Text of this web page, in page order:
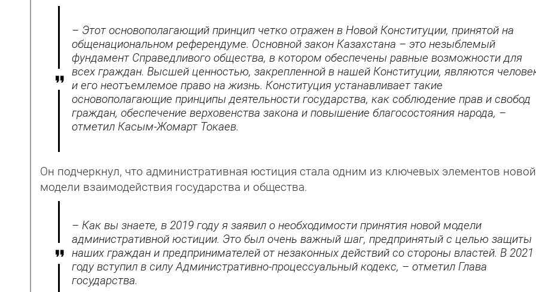
– Этот основополагающий принцип четко отражен в Новой Конституции, принятой на
общенациональном референдуме. Основной закон Казахстана – это незыблемый
фундамент Справедливого общества, в котором обеспечены равные возможности для
всех граждан. Высшей ценностью, закрепленной в нашей Конституции, являются
и его неотъемлемое право на жизнь. Конституция устанавливает такие
основополагающие принципы деятельности государства, как соблюдение прав и свобод
граждан, обеспечение верховенства закона и повышение благосостояния народа, –
отметил Касым-Жомарт Токаев.
Он подчеркнул, что административная юстиция стала одним из ключевых элементов новой
модели взаимодействия государства и общества.
– Как вы знаете, в 2019 году я заявил о необходимости принятия новой модели
административной юстиции. Это был очень важный шаг, предпринятый с целью защиты
наших граждан и предпринимателей от незаконных действий со стороны властей. В 2021
году вступил в силу Административно-процессуальный кодекс, – отметил Глава
государства.